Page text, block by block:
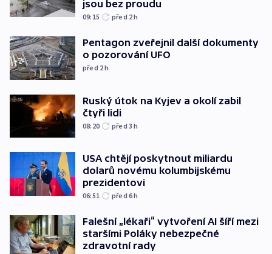
jsou bez proudu
09:15 před 2h
Pentagon zveřejnil další dokumenty
o pozorování UFO
před 2h
Ruský útok na Kyjev a okolí zabil
čtyři lidi
08:20 před 3h
USA chtějí poskytnout miliardu
dolarů novému kolumbijskému
prezidentovi
06:51 před 6h
Falešní „lékaři“ vytvoření AI šíří mezi
staršími Poláky nebezpečné
zdravotní rady